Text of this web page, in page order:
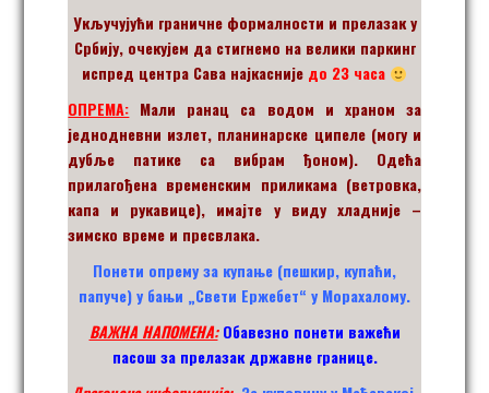
Укључујући граничне формалности и прелазак у
Србију, очекујем да стигнемо на велики паркинг
испред центра Сава најкасније до 23 часа
ОПРЕМА: Мали ранац са водом и храном за
једнодневни излет, планинарске ципеле (могу и
дубље патике са вибрам ђоном). Одећа
прилагођена временским приликама (ветровка,
капа и рукавице), имајте у виду хладније –
зимско време и пресвлака.
Понети опрему за купање (пешкир, купаћи,
папуче) у бањи „Свети Ержебет“ у Морахалому.
ВАЖНА НАПОМЕНА:Обавезно понети важећи
пасош за прелазак државне границе.